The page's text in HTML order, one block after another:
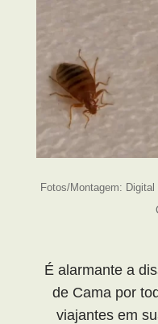
Fotos/Montagem:
É alarmante a
de Cama por
viajantes em